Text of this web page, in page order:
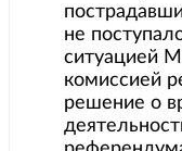
не
ситуацией
комиссией
решение о